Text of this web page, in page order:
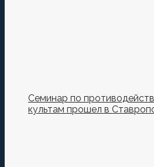
Семинар по
культам прошел в